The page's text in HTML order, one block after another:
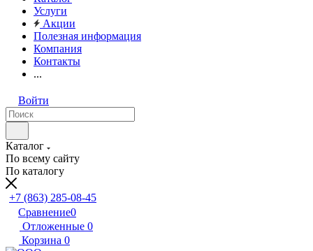
Услуги
Акции
Полезная информация
Компания
Контакты
...
Войти
Каталог
По всему сайту
По каталогу
+7 (863) 285-08-45
Сравнение0
Отложенные 0
Корзина 0